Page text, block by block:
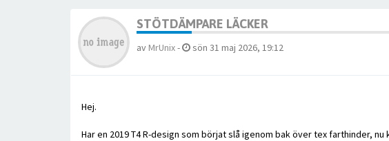
STÖTDÄMPARE LÄCKER
av MrUnix- sön 31 maj 2026, 19:12
Hej.
Har en 2019 T4 R-design som börjat slå igenom bak över tex farthinder,